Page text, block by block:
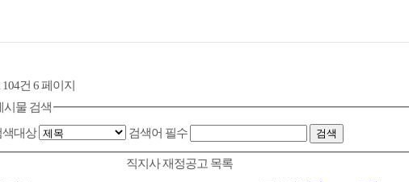
104건 6 페이지
시물 검색
색대상 검색어 필수
직지사 재정공고 목록